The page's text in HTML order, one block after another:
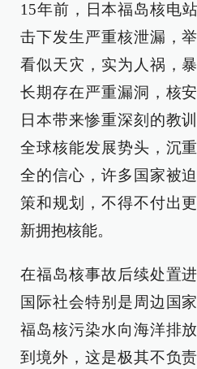
15年前，日本福岛核电
击下发生严重核泄漏，
看似天灾，实为人祸，
长期存在严重漏洞，核
日本带来惨重深刻的教
全球核能发展势头，沉
全的信心，许多国家被
策和规划，不得不付出
新拥抱核能。
在福岛核事故后续处置
国际社会特别是周边国
福岛核污染水向海洋排
到境外，这是极其不负